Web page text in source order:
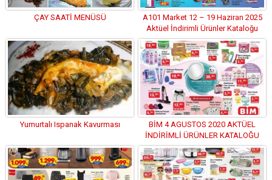
ÇAY SAATİ MENÜSÜ
A101 Market 12 – 19 Haziran 2025
Aktüel İndirimli Ürünler Kataloğu
Yumurtalı Ispanak Kavurması
BİM 4 AGUSTOS 2020 AKTÜEL
İNDİRİMLİ ÜRÜNLER KATALOĞU